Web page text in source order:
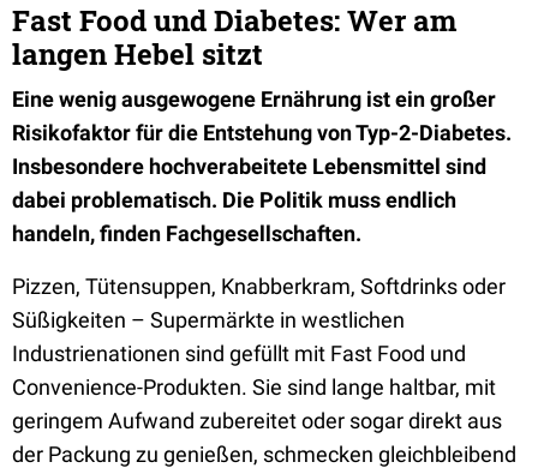
Fast Food und Diabetes: Wer am
langen Hebel sitzt
Eine wenig ausgewogene Ernährung ist ein großer
Risikofaktor für die Entstehungvon Typ-2-Diabetes.
Insbesondere hochverabeitete Lebensmittel sind
dabei problematisch. Die Politik muss endlich
handeln, finden Fachgesellschaften.
Pizzen, Tütensuppen, Knabberkram, Softdrinks oder
Süßigkeiten – Supermärkte in westlichen
Industrienationen sind gefüllt mit Fast Food und
Convenience-Produkten. Sie sind lange haltbar, mit
geringem Aufwand zubereitet oder sogar direkt aus
der Packung zu genießen, schmecken gleichbleibend